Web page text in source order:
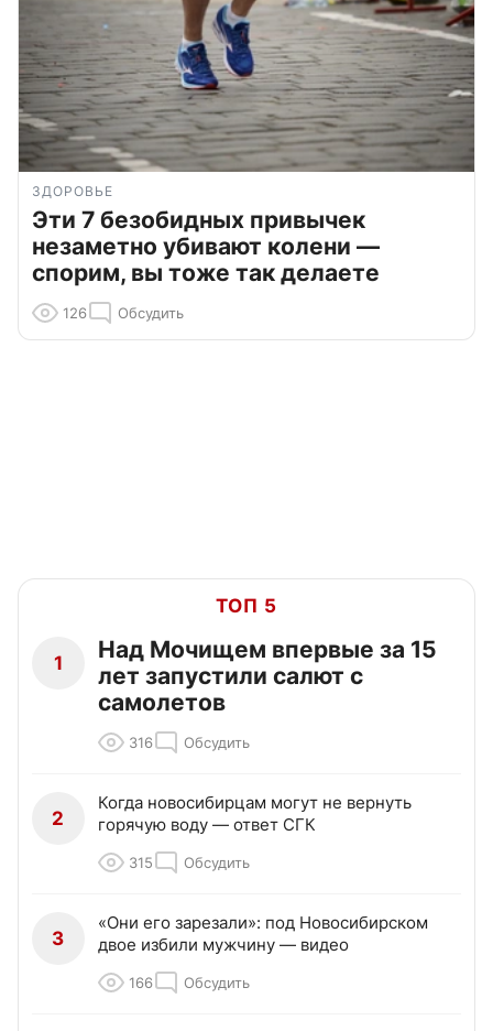
ЗДОРОВЬЕ
Эти 7 безобидных привычек
незаметно убивают колени —
спорим, вы тоже так делаете
126 Обсудить
ТОП 5
1
Над Мочищем впервые за 15
лет запустили салют с
самолетов
316 Обсудить
2
Когда новосибирцам могут не вернуть
горячую воду — ответ СГК
315 Обсудить
3
«Они его зарезали»: под Новосибирском
двое избили мужчину — видео
166 Обсудить